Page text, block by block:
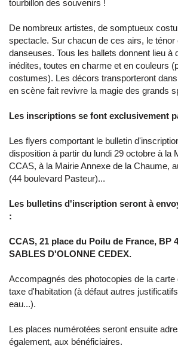
tourbillon des souvenirs !
De nombreux artistes, de somptueux
spectacle. Sur chacun de ces airs, le ténor
danseuses. Tous les ballets donnent lieu à
inédites, toutes en charme et en couleurs
costumes). Les décors transporteront
en scène fait revivre la magie des grands
Les inscriptions se font exclusivement
Les flyers comportant le bulletin
disposition à partir du lundi 29 octobre à la
CCAS, à la Mairie Annexe de la Chaume,
(44 boulevard Pasteur)...
Les bulletins d'inscription seront à
:
CCAS, 21 place du Poilu de France, BP
SABLES D'OLONNE CEDEX.
Accompagnés des photocopies de la carte
taxe d'habitation (à défaut autres
eau...).
Les places numérotées seront ensuite
également, aux bénéficiaires.